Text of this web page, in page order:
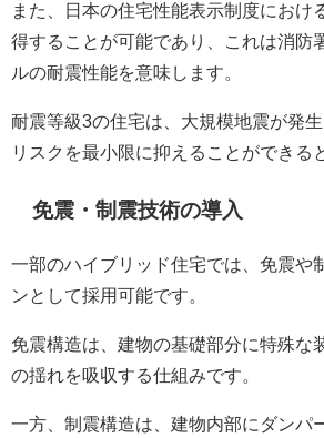
また、日本の住宅性能表示制度におけ
得することが可能であり、これは消防
ルの耐震性能を意味します。
耐震等級3の住宅は、大規模地震が発
リスクを最小限に抑えることができる
免震・制震技術の導入
一部のハイブリッド住宅では、免震や
ンとして採用可能です。
免震構造は、建物の基礎部分に特殊な
の揺れを吸収する仕組みです。
一方、制震構造は、建物内部にダンパ